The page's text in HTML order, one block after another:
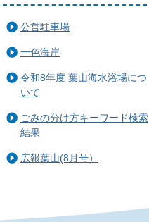
公営駐車場
一色海岸
令和8年度 葉山海水浴場につ
いて
ごみの分け方キーワード検索
結果
広報葉山(8月号）